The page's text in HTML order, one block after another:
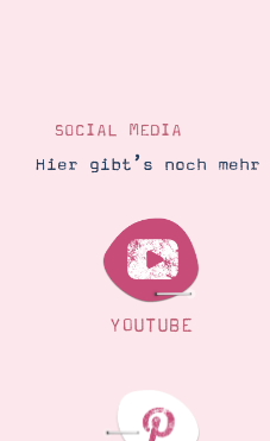
Impressum
SOCIAL MEDIA
Hier gibt’s noch mehr
YOUTUBE